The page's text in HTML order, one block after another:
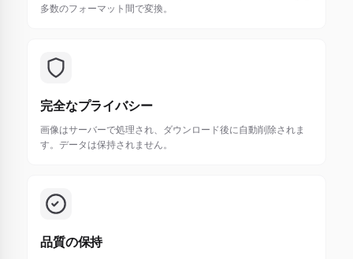
多数のフォーマット間で変換。
完全なプライバシー
画像はサーバーで処理され、ダウンロード後に自動削除されま
す。データは保持されません。
品質の保持